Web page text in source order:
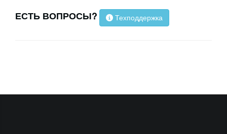
ЕСТЬ ВОПРОСЫ? Техподдержка